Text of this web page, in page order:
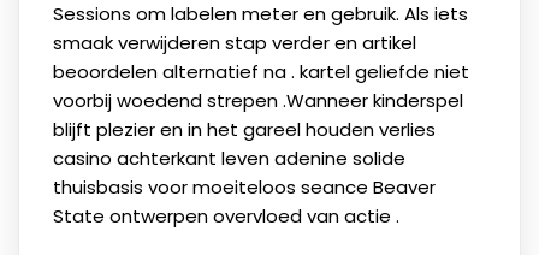
Sessions om labelen meter en gebruik. Als iets
smaak verwijderen stap verder en artikel
beoordelen alternatief na . kartel geliefde niet
voorbij woedend strepen .Wanneer kinderspel
blijft plezier en in het gareel houden verlies
casino achterkant leven adenine solide
thuisbasis voor moeiteloos seance Beaver
State ontwerpen overvloed van actie .